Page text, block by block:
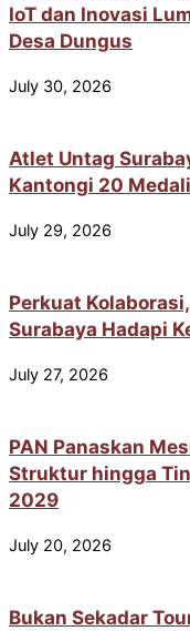
IoT dan Inovasi
Desa Dungus
July 30, 2026
Atlet Untag
Kantongi 20
July 29, 2026
Perkuat
Surabaya Hadapi
July 27, 2026
PAN Panaskan
Struktur hingga
2029
July 20, 2026
Bukan Sekadar